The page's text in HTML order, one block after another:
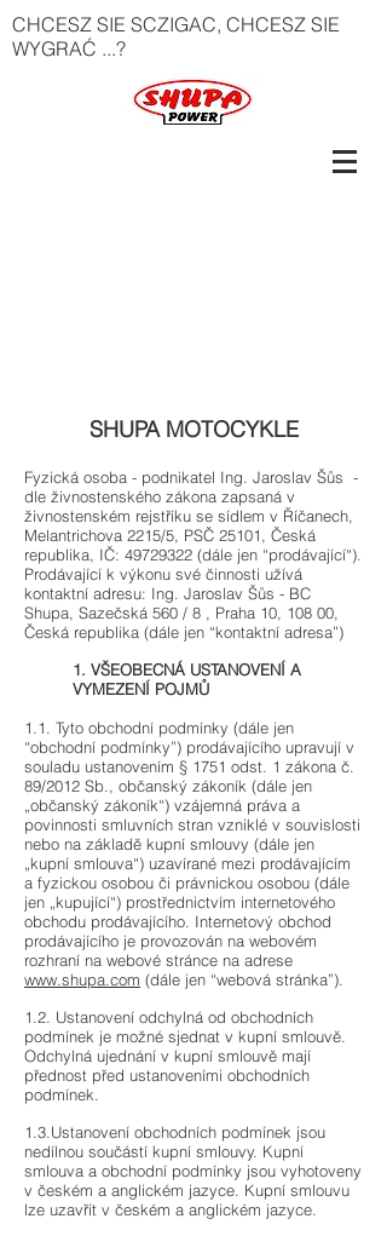
CHCESZ SIE SCZIGAC, CHCESZ SIE
WYGRAĆ ...?
SHUPA MOTOCYKLE
Fyzická osoba - podnikatel Ing. Jaroslav Šůs -
dle živnostenského zákona zapsaná v
živnostenském rejstříku se sídlem v Říčanech,
Melantrichova 2215/5, PSČ 25101, Česká
republika, IČ: 49729322 (dále jen “prodávající“).
Prodávající k výkonu své činnosti užívá
kontaktní adresu: Ing. Jaroslav Šůs - BC
Shupa, Sazečská 560 / 8 , Praha 10, 108 00,
Česká republika (dále jen “kontaktní adresa”)
1. VŠEOBECNÁ USTANOVENÍ A
VYMEZENÍ POJMŮ
1.1. Tyto obchodní podmínky (dále jen
“obchodní podmínky”) prodávajícího upravují v
souladu ustanovením § 1751 odst. 1 zákona č.
89/2012 Sb., občanský zákoník (dále jen
„občanský zákoník“) vzájemná práva a
povinnosti smluvních stran vzniklé v souvislosti
nebo na základě kupní smlouvy (dále jen
„kupní smlouva“) uzavírané mezi prodávajícím
a fyzickou osobou či právnickou osobou (dále
jen „kupující“) prostřednictvím internetového
obchodu prodávajícího. Internetový obchod
prodávajícího je provozován na webovém
rozhraní na webové stránce na adrese
www.shupa.com (dále jen “webová stránka”).
1.2. Ustanovení odchylná od obchodních
podmínek je možné sjednat v kupní smlouvě.
Odchylná ujednání v kupní smlouvě mají
přednost před ustanoveními obchodních
podmínek.
1.3.Ustanovení obchodních podmínek jsou
nedílnou součástí kupní smlouvy. Kupní
smlouva a obchodní podmínky jsou vyhotoveny
v českém a anglickém jazyce. Kupní smlouvu
lze uzavřít v českém a anglickém jazyce.